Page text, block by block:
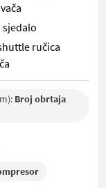
ručica
Broj obrtaja